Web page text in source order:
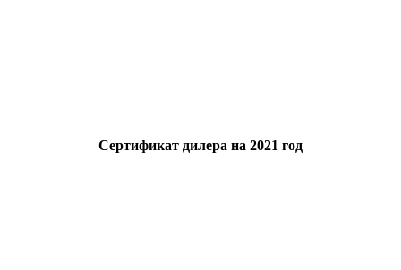
Сертификат дилера на 2021 год